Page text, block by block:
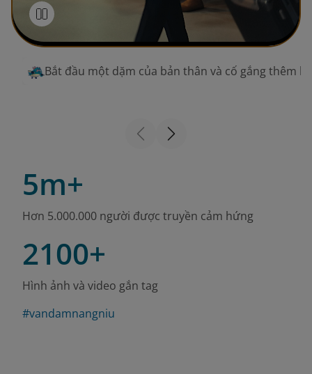
Bắt đầu một dặm của bản thân và cố gắng thêm
5m+
Hơn 5.000.000 người được truyền cảm hứng
2100+
Hình ảnh và video gắn tag
#vandamnangniu